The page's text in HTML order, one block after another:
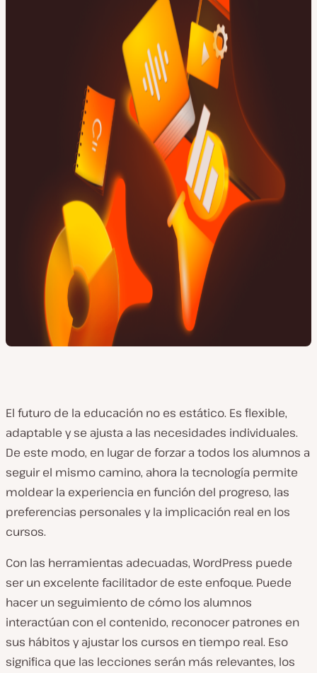
El futuro de la educación no es estático. Es flexible,
adaptable y se ajusta a las necesidades individuales.
De este modo, en lugar de forzar a todos los alumnos a
seguir el mismo camino, ahora la tecnología permite
moldear la experiencia en función del progreso, las
preferencias personales y la implicación real en los
cursos.
Con las herramientas adecuadas, WordPress puede
ser un excelente facilitador de este enfoque. Puede
hacer un seguimiento de cómo los alumnos
interactúan con el contenido, reconocer patrones en
sus hábitos y ajustar los cursos en tiempo real. Eso
significa que las lecciones serán más relevantes, los